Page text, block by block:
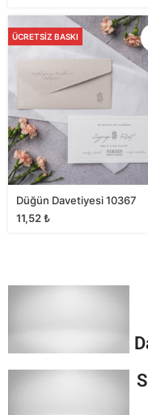
ÜCRETSIZ BASKI
Düğün Davetiyesi 10367
11,52₺